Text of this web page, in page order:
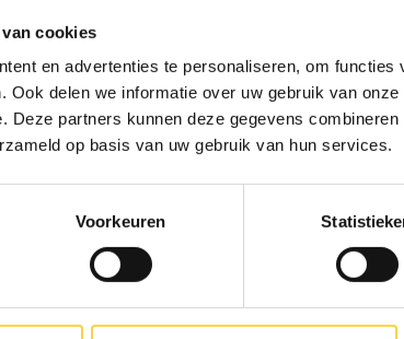
cookies
en advertenties te personaliseren, om functies
Ook delen we informatie over uw gebruik van
Deze partners kunnen deze gegevens
op basis van uw gebruik van hun services.
Voorkeuren
warmtepomp in de winter gebruikt
de zonnepanelen tegelijk minder
lage energierekening merken we
in ons vorige huis met centrale
afgekoppeld
dus van het riool. Twee regenpijpen